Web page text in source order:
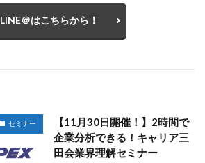
LINE＠はこちらから！
セミナー
【11月30日開催！】2時間で
企業分析できる！キャリア三
田会業界理解セミナー